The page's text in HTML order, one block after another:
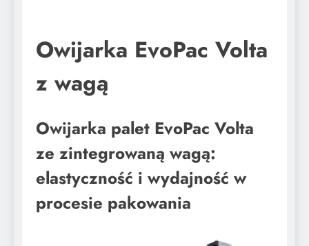
Owijarka EvoPac Volta
z wagą
Owijarka palet EvoPac Volta
ze zintegrowaną wagą:
elastyczność i wydajność w
procesie pakowania